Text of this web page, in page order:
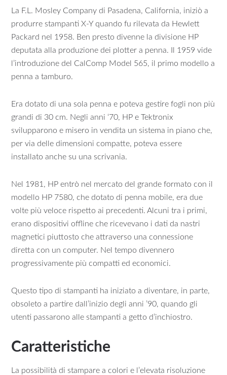
La F.L. Mosley Company di Pasadena, California, iniziò a
produrre stampanti X-Y quando fu rilevata da Hewlett
Packard nel 1958. Ben presto divenne la divisione HP
deputata alla produzione dei plotter a penna. Il 1959 vide
l’introduzione del CalComp Model 565, il primo modello a
penna a tamburo.
Era dotato di una sola penna e poteva gestire fogli non più
grandi di 30 cm. Negli anni ‘70, HP e Tektronix
svilupparono e misero in vendita un sistema in piano che,
per via delle dimensioni compatte, poteva essere
installato anche su una scrivania.
Nel 1981, HP entrò nel mercato del grande formato con il
modello HP 7580, che dotato di penna mobile, era due
volte più veloce rispetto ai precedenti. Alcuni tra i primi,
erano dispositivi offline che ricevevano i dati da nastri
magnetici piuttosto che attraverso una connessione
diretta con un computer. Nel tempo divennero
progressivamente più compatti ed economici.
Questo tipo di stampanti ha iniziato a diventare, in parte,
obsoleto a partire dall’inizio degli anni ’90, quando gli
utenti passarono alle stampanti a getto d’inchiostro.
Caratteristiche
La possibilità di stampare a colori e l’elevata risoluzione